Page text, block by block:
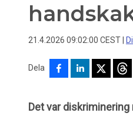
21.4.2026 09:02:00 CEST
Dela
Det var